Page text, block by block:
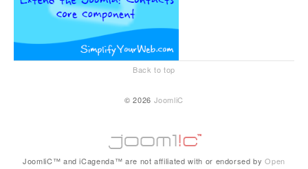
Back to top
© 2026 JoomliC
JoomliC™ and iCagenda™ are not affiliated with or endorsed byOpen